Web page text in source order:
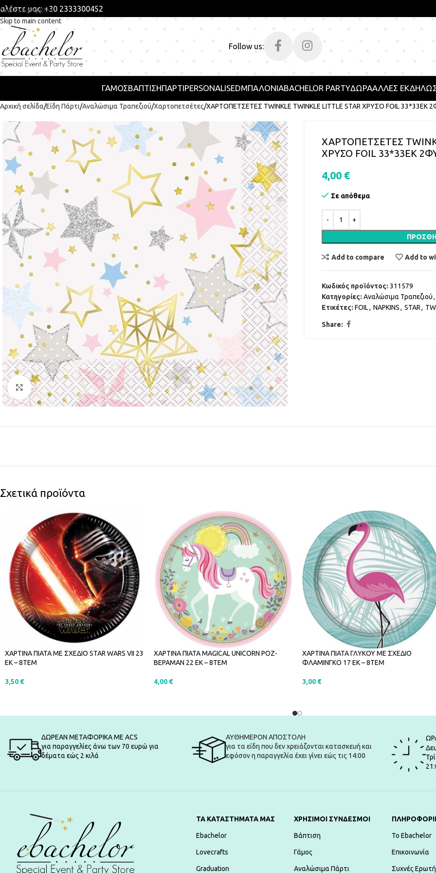
Skip to navigation
Skip to main content
μας: +30 2333300452
Follow us:
ΓΑΜΟΣΒΑΠΤΙΣΗΠΆΡΤΙPERSONALISEDΜΠΑΛΟΝΙΑBACHELOR PARTYΔΩΡΑΑΛΛΕΣ
Αρχική σελίδα Είδη Πάρτι Αναλώσιμα Τραπεζιού Χαρτοπετσέτες ΧΑΡΤΟΠΕΤΣΕΤΕΣ TWINKLE TWINKLE LITTLE STAR ΧΡΥΣΟ FOIL 33*33ΕΚ
Click to enlarge
ΧΑΡΤΟΠΕΤΣΕΤΕΣ
ΧΡΥΣΟ FOIL 33*33ΕΚ
4,00 €
Σε απόθεμα
Add to compare Add to
Κωδικός προϊόντος: 311579
Κατηγορίες: Αναλώσιμα Τραπεζιού,
Ετικέτες: FOIL, NAPKINS, STAR,
Share:
Σχετικά προϊόντα
ΧΑΡΤΙΝΑ ΠΙΑΤΑ ΜΕ ΣΧΕΔΙΟ STAR WARS VII 23
ΕΚ – 8ΤΕΜ
3,50 €
ΧΑΡΤΙΝΑ ΠΙΑΤΑ MAGICAL UNICORN ΡΟΖ-
ΒΕΡΑΜΑΝ 22 ΕΚ – 8ΤΕΜ
4,00 €
ΧΑΡΤΙΝΑ ΠΙΑΤΑ ΓΛΥΚΟΥ ΜΕ ΣΧΕΔΙΟ
ΦΛΑΜΙΝΓΚΟ 17 EK – 8ΤΕΜ
3,00 €
ΔΩΡΕΑΝ ΜΕΤΑΦΟΡΙΚΑ ΜΕ ACS
για παραγγελίες άνω των 70 ευρώ για
δέματα εώς 2 κιλά
ΑΥΘΗΜΕΡΟΝ ΑΠΟΣΤΟΛΗ
για τα είδη που δεν χρειάζονται κατασκευή και
εφόσον η παραγγελία έχει γίνει εώς τις 14:00
ΤΑ ΚΑΤΑΣΤΗΜΑΤΑ ΜΑΣ
Ebachelor
Lovecrafts
Graduation
ΧΡΗΣΙΜΟΙ ΣΥΝΔΕΣΜΟΙ
Βάπτιση
Γάμος
Αναλώσιμα Πάρτι
To Ebachelor
Επικοινωνία
Συχνές